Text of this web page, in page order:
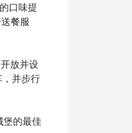
口味提
餐服
放并设
并步行
堡的最佳